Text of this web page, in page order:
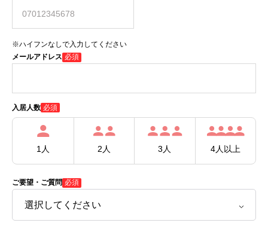
※ハイフンなしで入力してください
メールアドレス 必須
入居人数 必須
1人 2人 3人 4人以上
ご要望・ご質問 必須